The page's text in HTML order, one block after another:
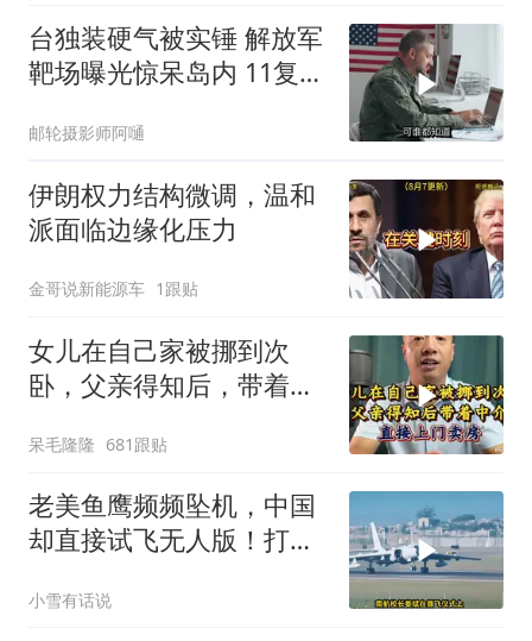
台独装硬气被实锤 解放军
靶场曝光惊呆岛内 11复刻
邮轮摄影师阿嗵
伊朗权力结构微调，温和
派面临边缘化压力
金哥说新能源车 1跟贴
女儿在自己家被挪到次
卧，父亲得知后，带着中
呆毛隆隆 681跟贴
老美鱼鹰频频坠机，中国
却直接试飞无人版！打着
小雪有话说